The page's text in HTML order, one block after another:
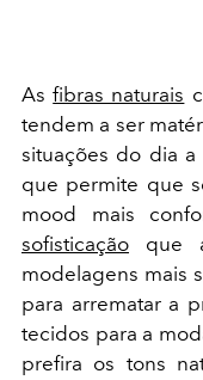
Asfibras naturais
tendem a ser
situações do dia
que permite que
mood mais
sofisticação que
modelagens mais
para arrematar a
tecidos para a
prefira os tons